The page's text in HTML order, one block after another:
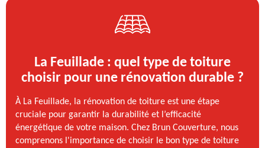
La Feuillade : quel type de toiture
choisir pour une rénovation durable ?
À La Feuillade, la rénovation de toiture est une étape
cruciale pour garantir la durabilité et l’efficacité
énergétique de votre maison. Chez Brun Couverture, nous
comprenons l'importance de choisir le bon type de toiture